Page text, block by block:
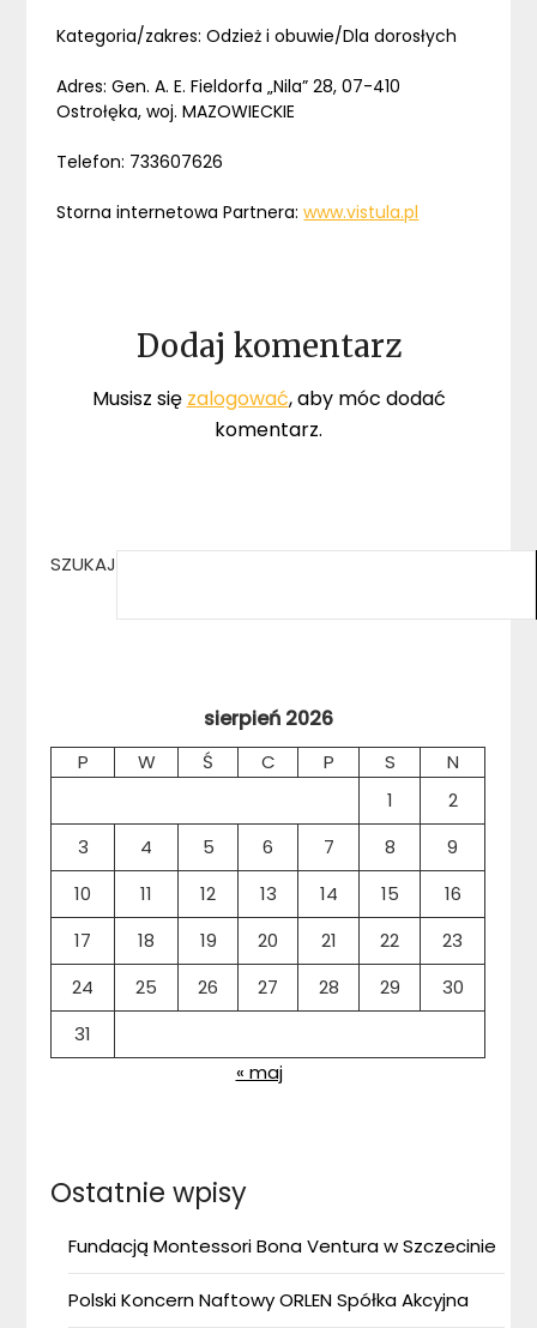
Kategoria/zakres: Odzież i obuwie/Dla dorosłych
Adres: Gen. A. E. Fieldorfa „Nila” 28, 07-410
Ostrołęka, woj. MAZOWIECKIE
Telefon: 733607626
Storna internetowa Partnera:www.vistula.pl
Dodaj komentarz
Musisz się zalogować, aby móc dodać
komentarz.
SZUKAJ
sierpień 2026
P W Ś C P S
N
1
2
3
4 5 6 7 8
9
10
11 12 13 14 15
16
17
18 19 20 21 22
23
24
25 26 27 28 29
30
31
« maj
Ostatnie wpisy
Fundacją Montessori Bona Ventura w Szczecinie
Polski Koncern Naftowy ORLEN Spółka Akcyjna